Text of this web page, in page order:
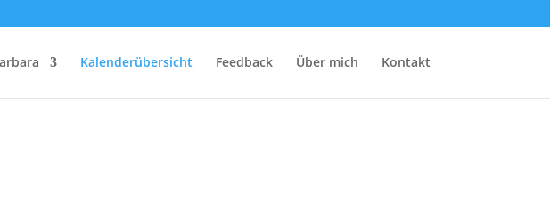
Kalenderübersicht Feedback Über mich Kontakt